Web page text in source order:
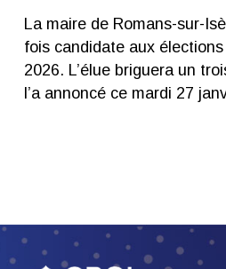
La maire de Romans-sur-
fois candidate aux
2026. L’élue briguera un
l’a annoncé ce mardi 27